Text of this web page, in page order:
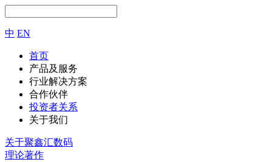
中 EN
首页
产品及服务
行业解决方案
合作伙伴
投资者关系
关于我们
关于聚鑫汇数码
理论著作